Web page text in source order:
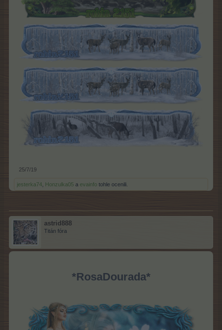
25/7/19
jesterka74 Honzulka05 a evainfo tohle ocenili.
astrid888
Titán fóra
*RosaDourada*